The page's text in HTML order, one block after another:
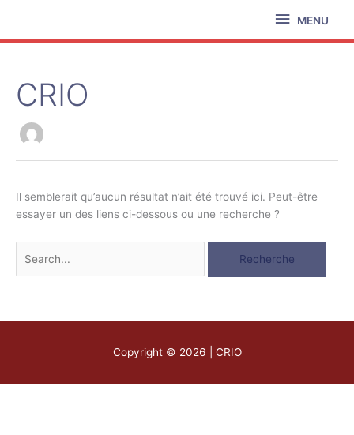
contenu
MENU
MENU
CRIO
Il semblerait qu’aucun résultat n’ait été trouvé ici. Peut-être
essayer un des liens ci-dessous ou une recherche ?
Search
for:
Copyright © 2026 | CRIO